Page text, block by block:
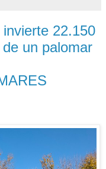
22.150
un palomar